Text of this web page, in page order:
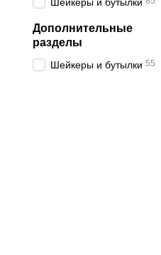
Дополнительные
разделы
Шейкеры и бутылки 55